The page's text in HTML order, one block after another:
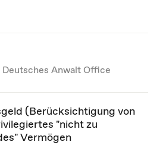
Anwalt Office
(Berücksichtigung von
"nicht zu
Vermögen